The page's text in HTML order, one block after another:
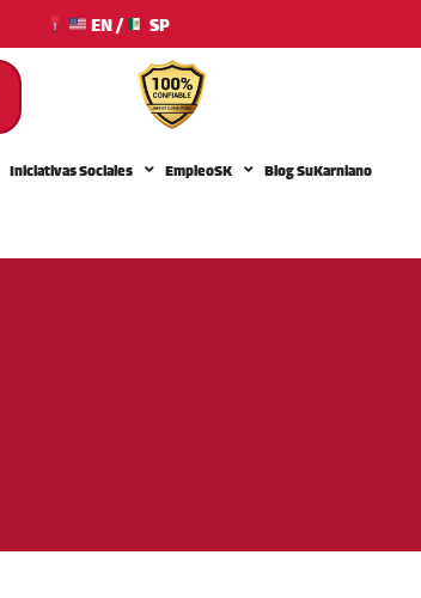
EN/ SP
Iniciativas Sociales EmpleoSK Blog SuKarniano